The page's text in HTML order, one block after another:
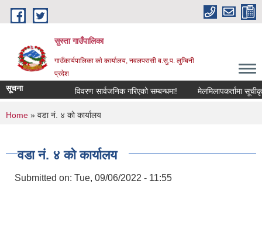
Skip to main content
सुस्ता गाउँपालिका
गाउँकार्यपालिका काे कार्यालय, नवलपरासी ब.सु.प. लुम्बिनी
प्रदेश
सूचना विवरण सार्वजनिक गरिएको सम्बन्धमा! मेलमिलापकर्तामा सूचीकृत हुने
You are here
Home » वडा नं. ४ काे कार्यालय
वडा नं. ४ काे कार्यालय
Submitted on: Tue, 09/06/2022 - 11:55